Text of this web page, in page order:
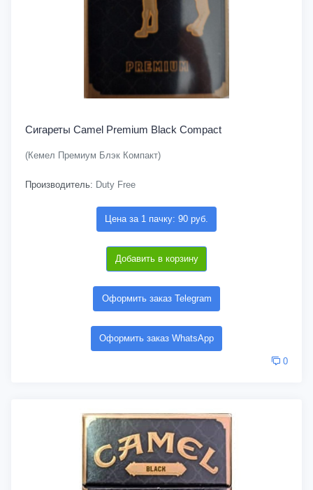
Сигареты Camel Premium Black Compact
(Кемел Премиум Блэк Компакт)
Производитель: Duty Free
Цена за 1 пачку: 90 руб.
Добавить в корзину
Оформить заказ Telegram
Оформить заказ WhatsApp
0